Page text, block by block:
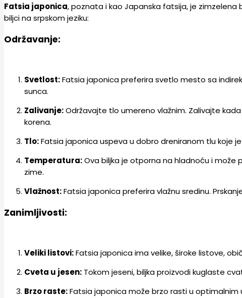
Fatsia japonica, poznata i kao Japanska fatsija, je zimzelena
biljci na srpskom jeziku:
Održavanje:
Svetlost:Fatsia japonica preferira svetlo mesto sa
sunca.
Zalivanje:Održavajte tlo umereno vlažnim. Zalivajte
korena.
Tlo:Fatsia japonica uspeva u dobro dreniranom tlu koje
Temperatura:Ova biljka je otporna na hladnoću i
zime.
Vlažnost:Fatsia japonica preferira vlažnu sredinu.
Zanimljivosti:
Veliki listovi:Fatsia japonica ima velike, široke listove,
Cveta u jesen: Tokom jeseni, biljka proizvodi kuglaste
Brzo raste:Fatsia japonica može brzo rasti u